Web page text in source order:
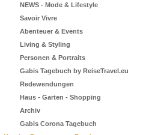
NEWS - Mode & Lifestyle
Savoir Vivre
Abenteuer & Events
Living & Styling
Personen & Portraits
Gabis Tagebuch by ReiseTravel.eu
Redewendungen
Haus - Garten - Shopping
Archiv
Gabis Corona Tagebuch